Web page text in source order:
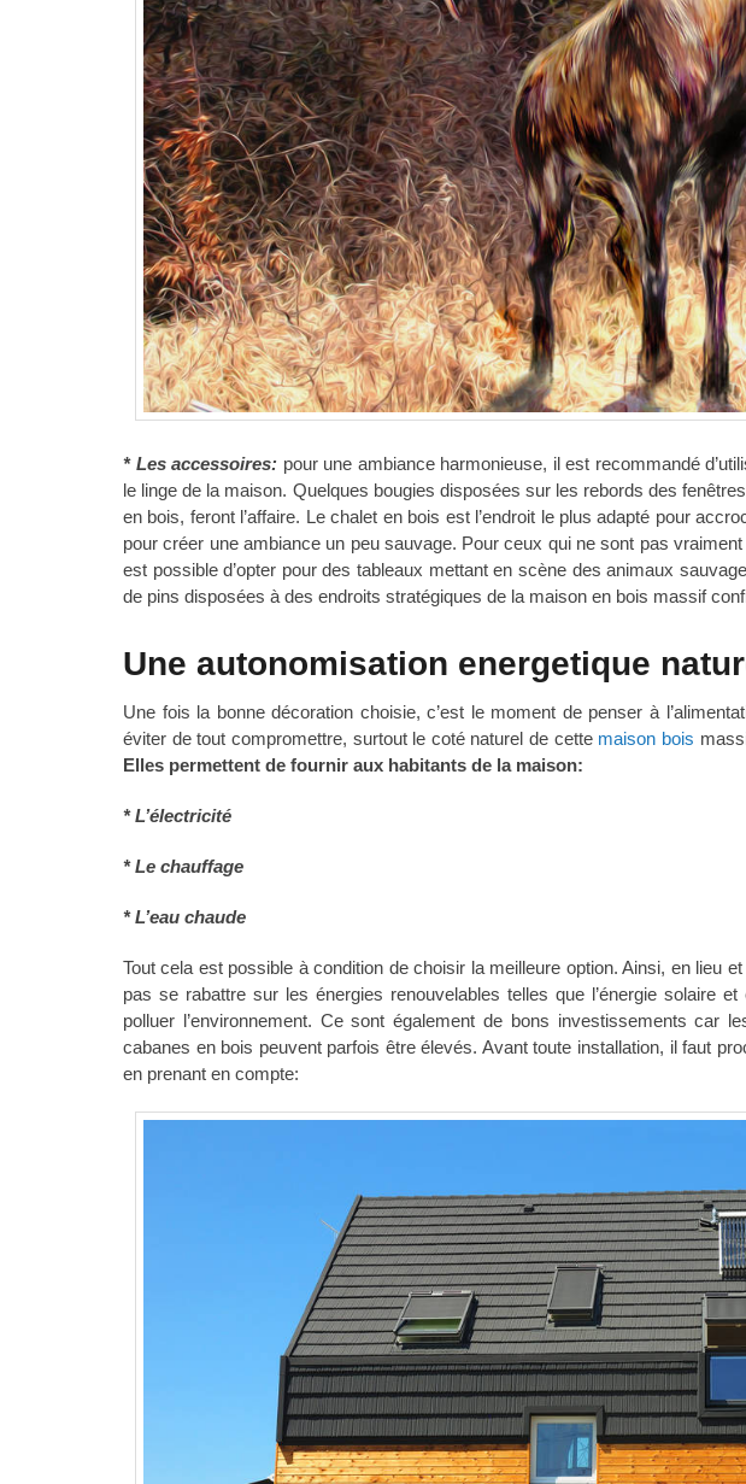
* Les accessoires: pour une ambiance harmonieuse, il est recommandé
le linge de la maison. Quelques bougies disposées sur les rebords des
en bois, feront l’affaire. Le chalet en bois est l’endroit le plus adapté pour
pour créer une ambiance un peu sauvage. Pour ceux qui ne sont pas
est possible d’opter pour des tableaux mettant en scène des animaux
de pins disposées à des endroits stratégiques de la maison en bois massif
Une autonomisation energetique
Une fois la bonne décoration choisie, c’est le moment de penser à
éviter de tout compromettre, surtout le coté naturel de cette maison bois
Elles permettent de fournir aux habitants de la maison:
* L’électricité
* Le chauffage
* L’eau chaude
Tout cela est possible à condition de choisir la meilleure option. Ainsi, en lieu
pas se rabattre sur les énergies renouvelables telles que l’énergie solaire
polluer l’environnement. Ce sont également de bons investissements car
cabanes en bois peuvent parfois être élevés. Avant toute installation, il faut
en prenant en compte: